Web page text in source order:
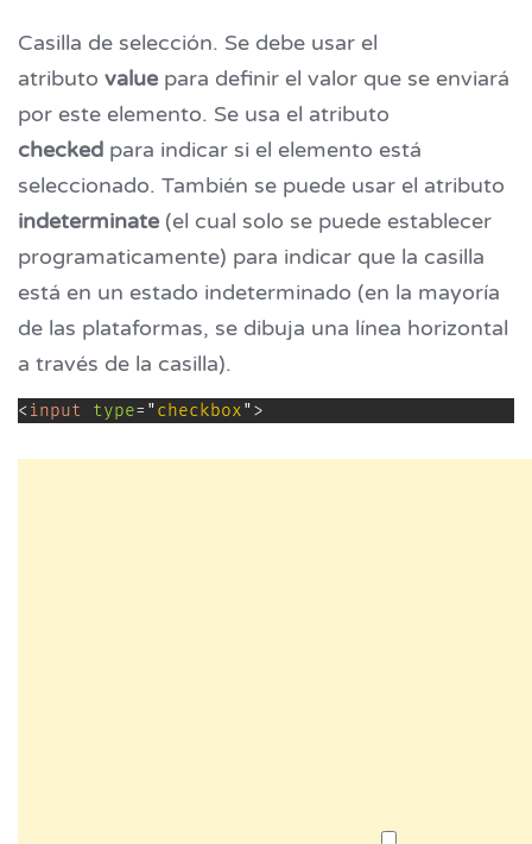
Casilla de selección. Se debe usar el
atributo value para definir el valor que se enviará
por este elemento. Se usa el atributo
checked para indicar si el elemento está
seleccionado. También se puede usar el atributo
indeterminate (el cual solo se puede establecer
programaticamente) para indicar que la casilla
está en un estado indeterminado (en la mayoría
de las plataformas, se dibuja una línea horizontal
a través de la casilla).
<input type= "checkbox">